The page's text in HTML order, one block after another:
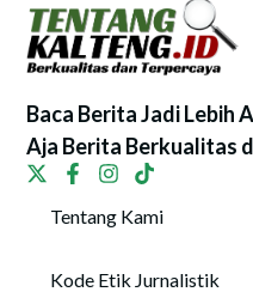
Baca Berita Jadi
Aja Berita Berkualitas
Tentang Kami
Kode Etik Jurnalistik